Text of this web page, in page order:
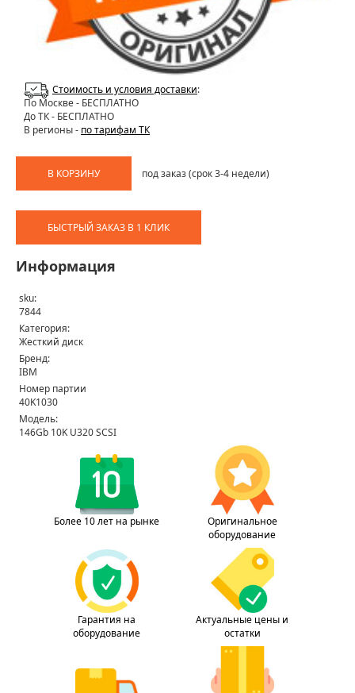
Стоимость и условия доставки:
По Москве- БЕСПЛАТНО
До ТК - БЕСПЛАТНО
В регионы - по тарифам ТК
В КОРЗИНУ под заказ (срок 3-4 недели)
БЫСТРЫЙ ЗАКАЗ В 1 КЛИК
Информация
sku:
7844
Категория:
Жесткий диск
Бренд:
IBM
Номер партии
40K1030
Модель:
146Gb 10K U320 SCSI
Более 10 лет на рынке
Оригинальное
оборудование
Гарантия на
оборудование
Актуальные цены и
остатки